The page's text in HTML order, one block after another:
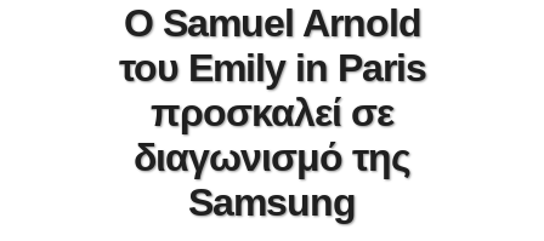
Ο Samuel Arnold
του Emily in Paris
προσκαλεί σε
διαγωνισμό της
Samsung